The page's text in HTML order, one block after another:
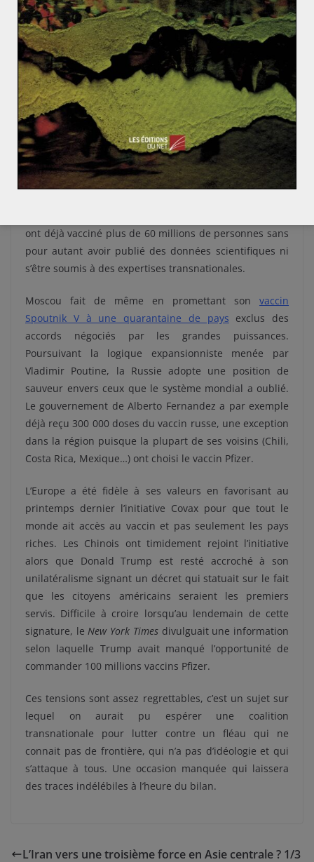
inactivées – à des pays auxquels elle souhaite imposer
son hégémonie, les pays des nouvelles routes de la
soie. Ainsi, l’entreprise chinoise Sinovac a vendu 40
millions de doses de vaccin à la ville de Sao Paulo, dont
le gouverneur João Doria défend bec et ongle
l’efficacité, alors que Bolsonaro en fidèle allié de Donald
Trump le critique systématiquement.
Cette ruée vers le précieux sésame chinois que son
dirigeant qualifie de « bien public mondial » à qui veut
bien l’entendre s’explique par son prix, largement
ont déjà vacciné plus de 60 millions de personnes sans
pour autant avoir publié des données scientifiques ni
s’être soumis à des expertises transnationales.
Moscou fait de même en promettant son vaccin
Spoutnik V à une quarantaine de pays exclus des
accords négociés par les grandes puissances.
Poursuivant la logique expansionniste menée par
Vladimir Poutine, la Russie adopte une position de
sauveur envers ceux que le système mondial a oublié.
Le gouvernement de Alberto Fernandez a par exemple
déjà reçu 300 000 doses du vaccin russe, une exception
dans la région puisque la plupart de ses voisins (Chili,
Costa Rica, Mexique…) ont choisi le vaccin Pfizer.
L’Europe a été fidèle à ses valeurs en favorisant au
printemps dernier l’initiative Covax pour que tout le
monde ait accès au vaccin et pas seulement les pays
riches. Les Chinois ont timidement rejoint l’initiative
alors que Donald Trump est resté accroché à son
unilatéralisme signant un décret qui statuait sur le fait
que les citoyens américains seraient les premiers
servis. Difficile à croire lorsqu’au lendemain de cette
signature, le New York Timesdivulguait une information
selon laquelle Trump avait manqué l’opportunité de
commander 100 millions vaccins Pfizer.
Ces tensions sont assez regrettables, c’est un sujet sur
lequel on aurait pu espérer une coalition
transnationale pour lutter contre un fléau qui ne
connait pas de frontière, qui n’a pas d’idéologie et qui
s’attaque à tous. Une occasion manquée qui laissera
des traces indélébiles à l’heure du bilan.
L’Iran vers une troisième force en Asie centrale ? 1/3